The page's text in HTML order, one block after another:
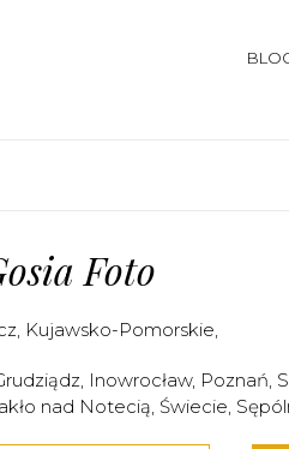
Foto
, Kujawsko-Pomorskie,
, Inowrocław, Poznań,
nad Notecią, Świecie,